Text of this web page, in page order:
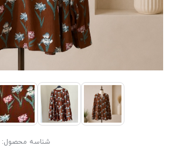
شناسه محصول: